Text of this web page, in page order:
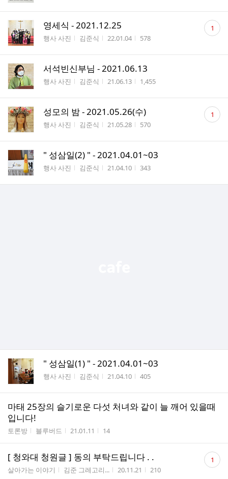
영세식 - 2021.12.25
게시판명
행사 사진 작성자
김준식 작성시간
22.01.04 조회수
578
댓
글 1
서석빈신부님 - 2021.06.13
게시판명
행사 사진 작성자
김준식 작성시간
21.06.13 조회수
1,455
성모의 밤 - 2021.05.26(수)
게시판명
행사 사진 작성자
김준식 작성시간
21.05.28 조회수
570
댓
글 1
" 성삼일(2) " - 2021.04.01~03
게시판명
행사 사진 작성자
김준식 작성시간
21.04.10 조회수
343
" 성삼일(1) " - 2021.04.01~03
게시판명
행사 사진 작성자
김준식 작성시간
21.04.10 조회수
405
마태 25장의 슬기로운 다섯 처녀와 같이 늘 깨어 있을때
입니다!
게시판명
토론방 작성자
블루버드 작성시간
21.01.11 조회수
14
[ 청와대 청원글 ] 동의 부탁드립니다 . .
게시판명
살아가는 이야기 작성자
김준 그레고리... 작성시간
20.11.21 조회수
210
댓
글 1